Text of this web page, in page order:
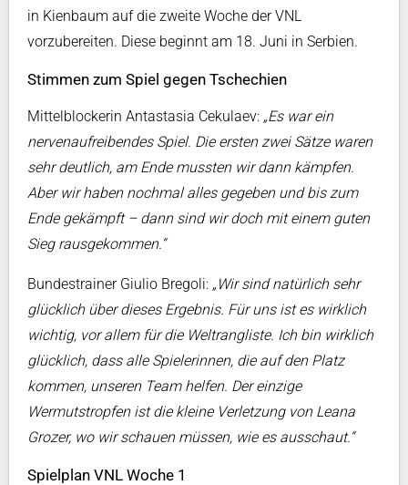
in Kienbaum auf die zweite Woche der VNL
vorzubereiten. Diese beginnt am 18. Juni in Serbien.
Stimmen zum Spiel gegen Tschechien
Mittelblockerin Antastasia Cekulaev: „Es war ein
nervenaufreibendes Spiel. Die ersten zwei Sätze waren
sehr deutlich, am Ende mussten wir dann kämpfen.
Aber wir haben nochmal alles gegeben und bis zum
Ende gekämpft – dann sind wir doch mit einem guten
Sieg rausgekommen.“
Bundestrainer Giulio Bregoli: „Wir sind natürlich sehr
glücklich über dieses Ergebnis. Für uns ist es wirklich
wichtig, vor allem für die Weltrangliste. Ich bin wirklich
glücklich, dass alle Spielerinnen, die auf den Platz
kommen, unseren Team helfen. Der einzige
Wermutstropfen ist die kleine Verletzung von Leana
Grozer, wo wir schauen müssen, wie es ausschaut.“
Spielplan VNL Woche 1